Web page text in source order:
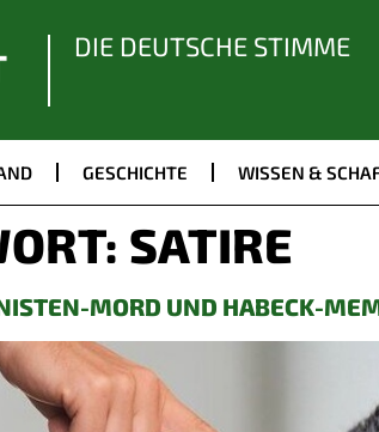
DIE DEUTSCHE STIMME
GESCHICHTE WISSEN &
SATIRE
MORD UND HABECK-